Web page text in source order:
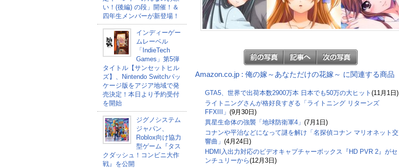
い！(後編) の段」開催！＆
四年生メンバーが新登場！
インディーゲー
ムレーベル
「IndieTech
Games」第5弾
タイトル【サンセットヒル
ズ】、Nintendo Switchパッ
ケージ版をアジア地域で発
売決定！本日より予約受付
を開始
ジグノシステム
ジャパン、
Roblox向け協力
型ゲーム『タス
クダッシュ！コンビニ大作
戦』を公開
Amazon.co.jp : 俺の嫁～あなただけの花嫁～ に関連する商品
GTA5、世界で出荷本数2900万本 日本でも50万の大ヒット (11月1日)
ライトニングさんが格好良すぎる「ライトニング リターンズ
FFXIII」 (9月30日)
異星生命体の強襲「地球防衛軍4」 (7月1日)
コナンや平治などになって謎を解け「名探偵コナン マリオネット交
響曲」 (4月24日)
HDMI入出力対応のビデオキャプチャーボックス『HD PVR 2』がセ
ンチュリーから(12月3日)